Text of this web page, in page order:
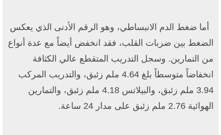
أما ضغط الدم الانبساطي، وهو الرقم الأدنى الذي يعكس
الضغط بين ضربات القلب، فقد انخفض أيضاً مع عدة أنواع
من التمارين. وسجل التدريب المتقطع عالي الكثافة
انخفاضاً متوسطاً بلغ 4.64 ملم زئبق، والتدريب المركب
3.94 ملم زئبق، والبيلاتس 4.18 ملم زئبق، والتمارين
الهوائية 2.76 ملم زئبق على مدار 24 ساعة.